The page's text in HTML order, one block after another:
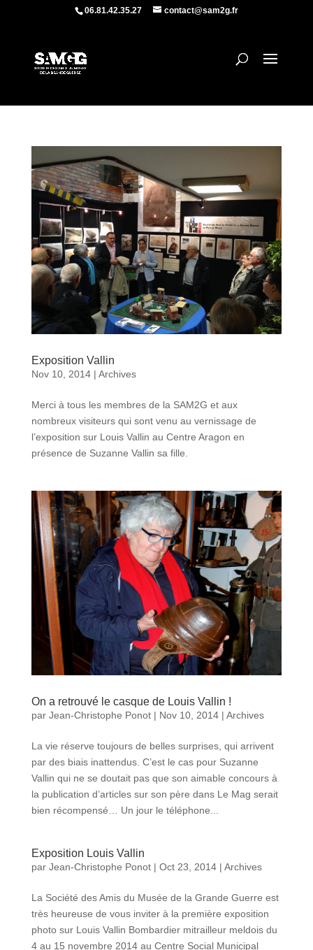
06.81.42.35.27 contact@sam2g.fr
Exposition Vallin
Nov 10, 2014| Archives
Merci à tous les membres de la SAM2G et aux
nombreux visiteurs qui sont venu au vernissage de
l’exposition sur Louis Vallin au Centre Aragon en
présence de Suzanne Vallin sa fille.
On a retrouvé le casque de Louis Vallin !
par Jean-Christophe Ponot| Nov 10, 2014| Archives
La vie réserve toujours de belles surprises, qui arrivent
par des biais inattendus. C’est le cas pour Suzanne
Vallin qui ne se doutait pas que son aimable concours à
la publication d’articles sur son père dans Le Mag serait
bien récompensé… Un jour le téléphone...
Exposition Louis Vallin
par Jean-Christophe Ponot| Oct 23, 2014| Archives
La Société des Amis du Musée de la Grande Guerre est
très heureuse de vous inviter à la première exposition
photo sur Louis Vallin Bombardier mitrailleur meldois du
4 au 15 novembre 2014 au Centre Social Municipal